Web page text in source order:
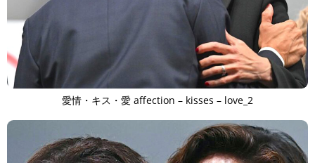
愛情・キス・愛 affection – kisses – love_2